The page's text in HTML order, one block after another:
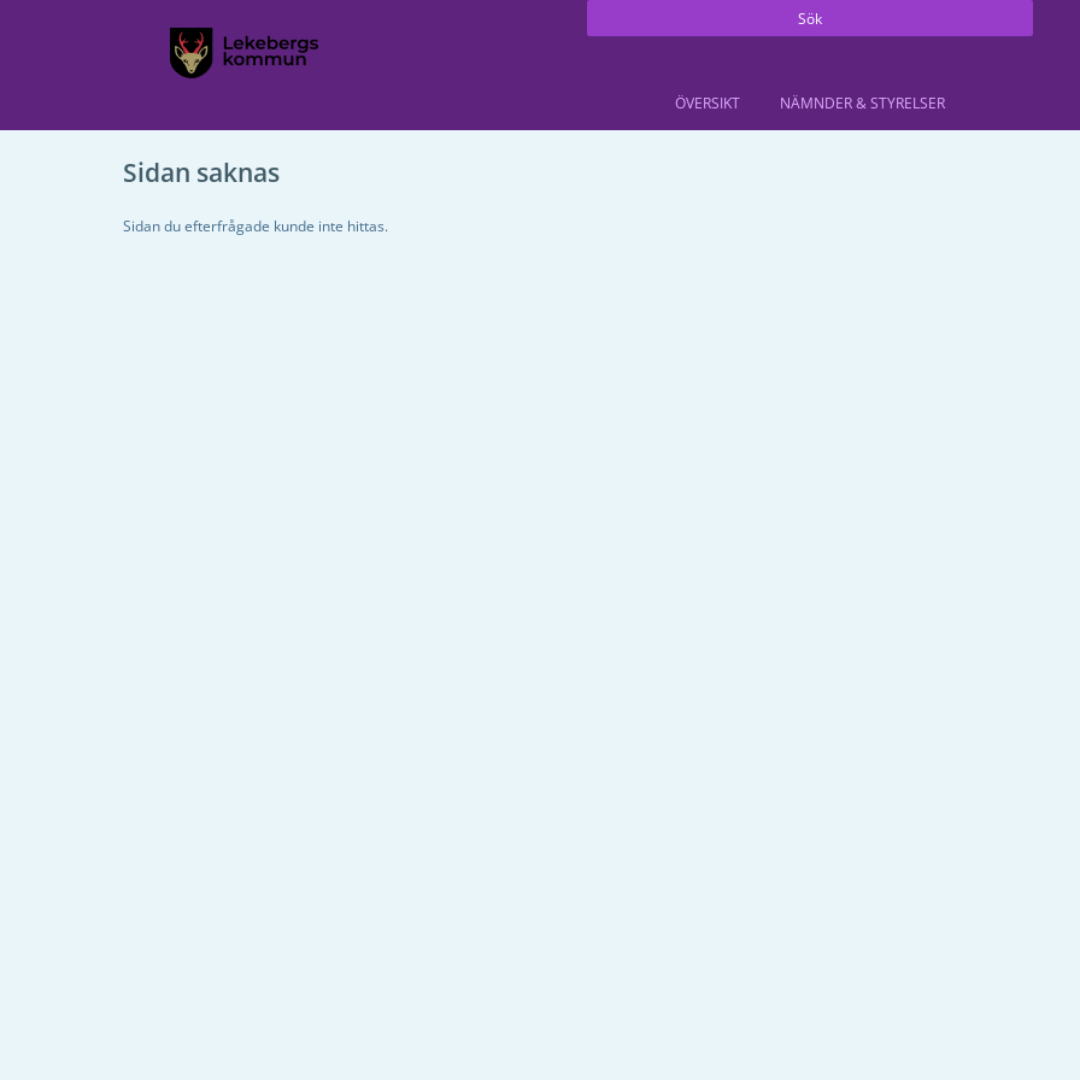
Sök
ÖVERSIKT NÄMNDER & STYRELSER
Sidan saknas
Sidan du efterfrågade kunde inte hittas.